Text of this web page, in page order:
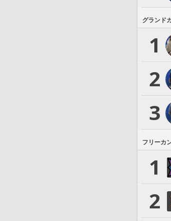
グランド
1
2
3
フリーカ
1
2